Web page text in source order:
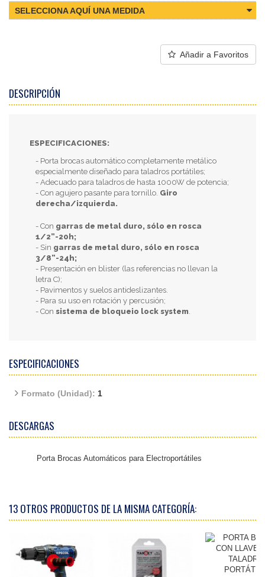
SELECCIONA AQUÍ UNA MEDIDA
Añadir a Favoritos
DESCRIPCIÓN
ESPECIFICACIONES:
- Porta brocas automático completamente metálico
especialmente diseñado para taladros portátiles;
- Adecuado para taladros de hasta 1000W de potencia;
- Con agujero pasante para tornillo. Giro
derecha/izquierda.
- Con garras de metal duro, sólo en rosca
1/2”-20h;
- Sin garras de metal duro, sólo en rosca
3/8”-24h;
- Presentación en blister (las referencias no llevan la
letra C);
- Pavimentos y suelos antideslizantes.
- Para su uso en rotación y percusión;
- Con sistema de bloqueio lock system.
ESPECIFICACIONES
Formato (Unidad): 1
DESCARGAS
Porta Brocas Automáticos para Electroportátiles
13 OTROS PRODUCTOS DE LA MISMA CATEGORÍA: